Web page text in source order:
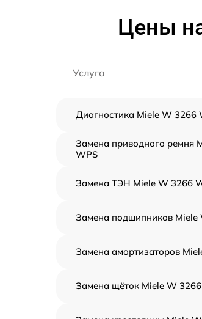
Цены
Услуга
Диагностика Miele W 3266
Замена приводного ремня
WPS
Замена ТЭН Miele W 3266
Замена подшипников Miele
Замена амортизаторов
Замена щёток Miele W